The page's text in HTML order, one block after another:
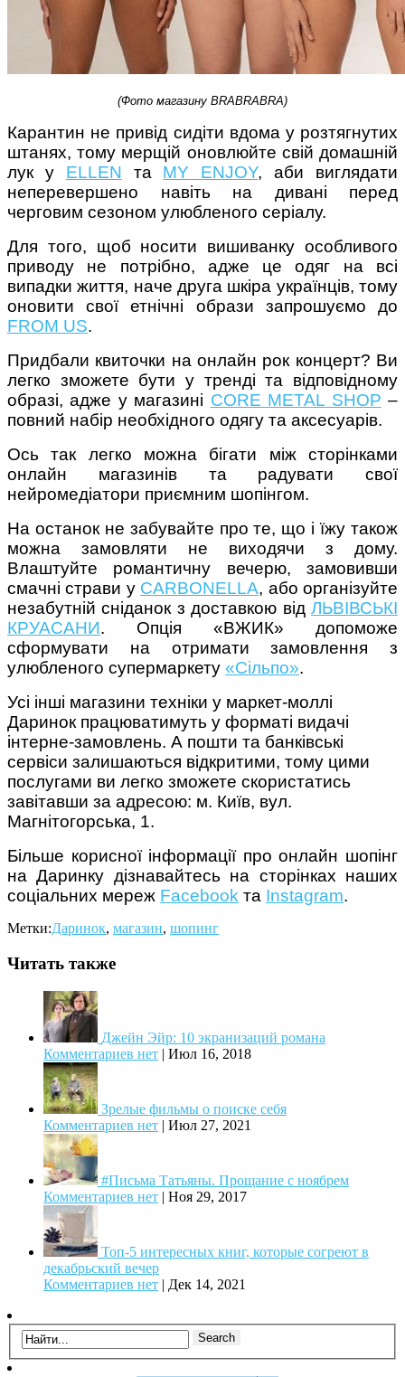
(Фото магазину BRABRABRA)
Карантин не привід сидіти вдома у розтягнутих
штанях, тому мерщій оновлюйте свій домашній
лук у ELLEN та MY ENJOY, аби виглядати
неперевершено навіть на дивані перед
черговим сезоном улюбленого серіалу.
Для того, щоб носити вишиванку особливого
приводу не потрібно, адже це одяг на всі
випадки життя, наче друга шкіра українців, тому
оновити свої етнічні образи запрошуємо до
FROM US.
Придбали квиточки на онлайн рок концерт? Ви
легко зможете бути у тренді та відповідному
образі, адже у магазині CORE METAL SHOP –
повний набір необхідного одягу та аксесуарів.
Ось так легко можна бігати між сторінками
онлайн магазинів та радувати свої
нейромедіатори приємним шопінгом.
На останок не забувайте про те, що і їжу також
можна замовляти не виходячи з дому.
Влаштуйте романтичну вечерю, замовивши
смачні страви у CARBONELLA, або організуйте
незабутній сніданок з доставкою від ЛЬВІВСЬКІ
КРУАСАНИ. Опція «ВЖИК» допоможе
сформувати на отримати замовлення з
улюбленого супермаркету «Сільпо».
Усі інші магазини техніки у маркет-моллі
Даринок працюватимуть у форматі видачі
інтерне-замовлень. А пошти та банківські
сервіси залишаються відкритими, тому цими
послугами ви легко зможете скористатись
завітавши за адресою: м. Київ, вул.
Магнітогорська, 1.
Більше корисної інформації про онлайн шопінг
на Даринку дізнавайтесь на сторінках наших
соціальних мереж Facebook та Instagram.
Метки:Даринок, магазин, шопинг
Читать также
Джейн Эйр: 10 экранизаций романа
Комментариев нет | Июл 16, 2018
Зрелые фильмы о поиске себя
Комментариев нет | Июл 27, 2021
#Письма Татьяны. Прощание с ноябрем
Комментариев нет | Ноя 29, 2017
Топ-5 интересных книг, которые согреют в
декабрьский вечер
Комментариев нет | Дек 14, 2021